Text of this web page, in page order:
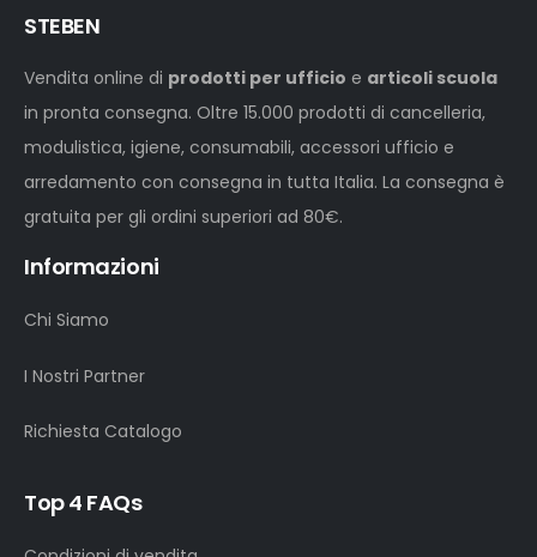
STEBEN
Vendita online di prodotti per ufficio e articoli scuola
in pronta consegna. Oltre 15.000 prodotti di cancelleria,
modulistica, igiene, consumabili, accessori ufficio e
arredamento con consegna in tutta Italia. La consegna è
gratuita per gli ordini superiori ad 80€.
Informazioni
Chi Siamo
I Nostri Partner
Richiesta Catalogo
Top 4 FAQs